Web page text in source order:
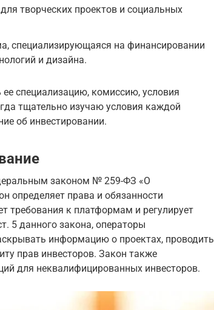
творческих проектов и социальных
специализирующаяся на финансировании
и дизайна.
специализацию, комиссию, условия
тщательно изучаю условия каждой
об инвестировании.
законом № 259-ФЗ «О
определяет права и обязанности
требования к платформам и регулирует
5 данного закона, операторы
информацию о проектах, проводить
прав инвесторов. Закон также
для неквалифицированных инвесторов.